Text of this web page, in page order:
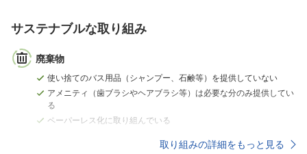
サステナブルな取り組み
廃棄物
使い捨てのバス用品（シャンプー、石鹸等）を提供していない
アメニティ（歯ブラシやヘアブラシ等）は必要な分のみ提供してい
る
ペーパーレス化に取り組んでいる
取り組みの詳細をもっと見る